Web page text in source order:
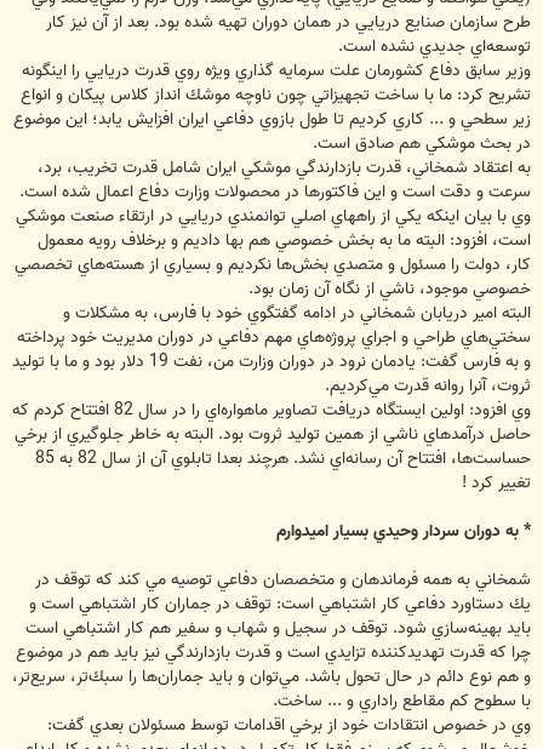
طرح سازمان صنايع دريايي در همان دوران تهيه شده بود. بعد از آن نيز كار
توسعه‌اي جديدي نشده است.
وزير سابق دفاع كشورمان علت سرمايه گذاري ويژه روي قدرت دريايي را اينگونه
تشريح كرد: ما با ساخت تجهيزاتي چون ناوچه موشك انداز كلاس پيكان و انواع
زير سطحي و ... كاري كرديم تا طول بازوي دفاعي ايران افزايش يابد؛ اين موضوع
در بحث موشكي هم صادق است.
به اعتقاد شمخاني، قدرت بازدارندگي موشكي ايران شامل قدرت تخريب، برد،
سرعت و دقت است و اين فاكتورها در محصولات وزارت دفاع اعمال شده است.
وي با بيان اينكه يكي از راههاي اصلي توانمندي دريايي در ارتقاء صنعت موشكي
است، افزود: البته ما به بخش خصوصي هم بها داديم و برخلاف رويه معمول
كار، دولت را مسئول و متصدي بخش‌ها نكرديم و بسياري از هسته‌هاي تخصصي
خصوصي موجود، ناشي از نگاه آن زمان بود.
البته امير دريابان شمخاني در ادامه گفتگوي خود با فارس، به مشكلات و
سختي‌هاي طراحي و اجراي پروژه‌هاي مهم دفاعي در دوران مديريت خود پرداخته
و به فارس گفت: يادمان نرود در دوران وزارت من، نفت 19 دلار بود و ما با توليد
ثروت، آنرا روانه قدرت مي‌كرديم.
وي افزود: اولين ايستگاه دريافت تصاوير ماهواره‌اي را در سال 82 افتتاح كردم كه
حاصل درآمدهاي ناشي از همين توليد ثروت بود. البته به خاطر جلوگيري از برخي
حساست‌ها، افتتاح آن رسانه‌اي نشد. هرچند بعدا تابلوي آن از سال 82 به 85
تغيير كرد !
* به دوران سردار وحيدي بسيار اميدوارم
شمخاني به همه فرماندهان و متخصصان دفاعي توصيه مي كند كه توقف در
يك دستاورد دفاعي كار اشتباهي است: توقف در جماران كار اشتباهي است و
بايد بهينه‌سازي شود. توقف در سجيل ‌و شهاب و سفير هم كار اشتباهي است
چرا كه قدرت تهديدكننده تزايدي است و قدرت بازدارندگي نيز بايد هم در موضوع
و هم نوع دائم در حال تحول باشد. مي‌توان و بايد جماران‌ها را سبك‌تر، سريع‌تر،
با سطوح كم مقاطع راداري و ... ساخت.
وي در خصوص انتقادات خود از برخي اقدامات توسط مسئولان بعدي گفت: